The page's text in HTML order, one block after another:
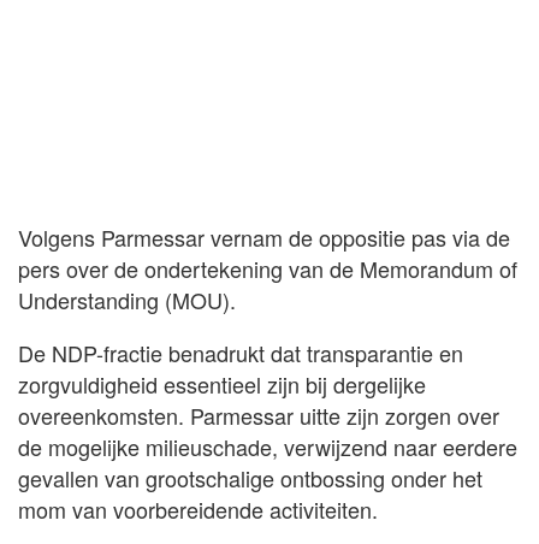
Volgens Parmessar vernam de oppositie pas via de
pers over de ondertekening van de Memorandum of
Understanding (MOU).
De NDP-fractie benadrukt dat transparantie en
zorgvuldigheid essentieel zijn bij dergelijke
overeenkomsten. Parmessar uitte zijn zorgen over
de mogelijke milieuschade, verwijzend naar eerdere
gevallen van grootschalige ontbossing onder het
mom van voorbereidende activiteiten.